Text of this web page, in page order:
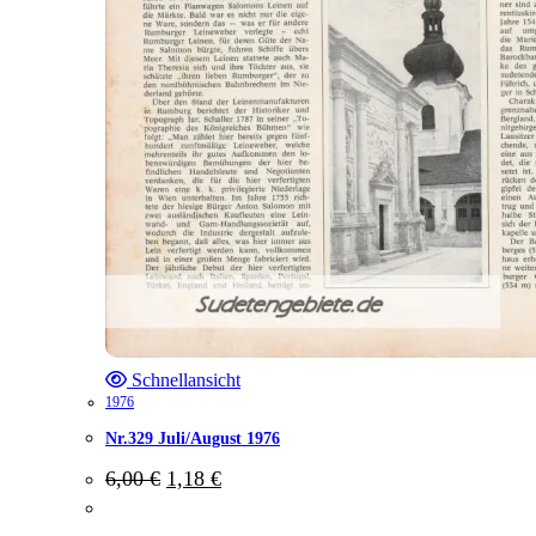
Schnellansicht
1976
Nr.329 Juli/August 1976
6,00€ Ursprünglicher
Preis
1,18 €Aktueller
Preis